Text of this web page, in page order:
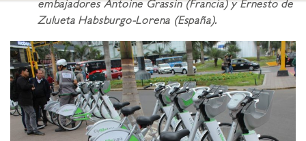
embajadores Antoine Grassin (Francia) y Ernesto de
Zulueta Habsburgo-Lorena (España).